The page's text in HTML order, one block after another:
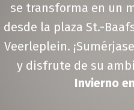
se transforma en un
desde la plaza St.-
Veerleplein.
y disfrute de su
Invierno